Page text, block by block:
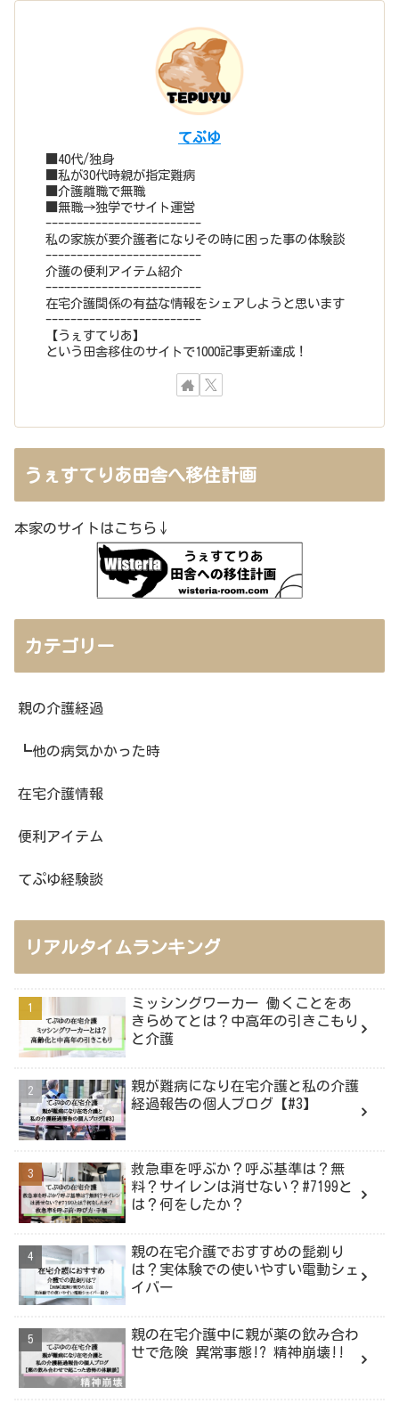
てぷゆ
■40代/独身
■私が30代時親が指定難病
■介護離職で無職
■無職→独学でサイト運営
-------------------------
私の家族が要介護者になりその時に困った事の体験談
-------------------------
介護の便利アイテム紹介
-------------------------
在宅介護関係の有益な情報をシェアしようと思います
-------------------------
【うぇすてりあ】
という田舎移住のサイトで1000記事更新達成！
うぇすてりあ田舎へ移住計画
本家のサイトはこちら↓
カテゴリー
親の介護経過
┗他の病気かかった時
在宅介護情報
便利アイテム
てぷゆ経験談
リアルタイムランキング
ミッシングワーカー 働くことをあ
きらめてとは？中高年の引きこもり
と介護
親が難病になり在宅介護と私の介護
経過報告の個人ブログ【#3】
救急車を呼ぶか？呼ぶ基準は？無
料？サイレンは消せない？#7199と
は？何をしたか？
親の在宅介護でおすすめの髭剃り
は？実体験での使いやすい電動シェ
イバー
親の在宅介護中に親が薬の飲み合わ
せで危険 異常事態!? 精神崩壊!!